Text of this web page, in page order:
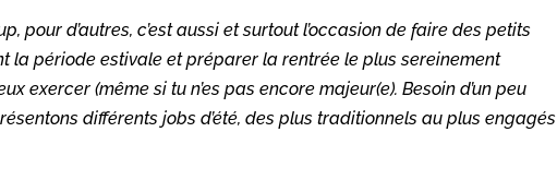
pour d’autres, c’est aussi et surtout l’occasion de faire des petits
la période estivale et préparer la rentrée le plus sereinement
exercer (même si tu n’es pas encore majeur(e). Besoin d’un peu
différents jobs d’été, des plus traditionnels au plus engagés